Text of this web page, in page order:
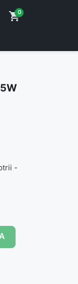
shopping_cart
0
-